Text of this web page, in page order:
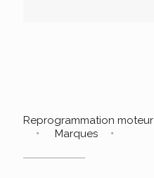
Reprogrammation moteur
Marques